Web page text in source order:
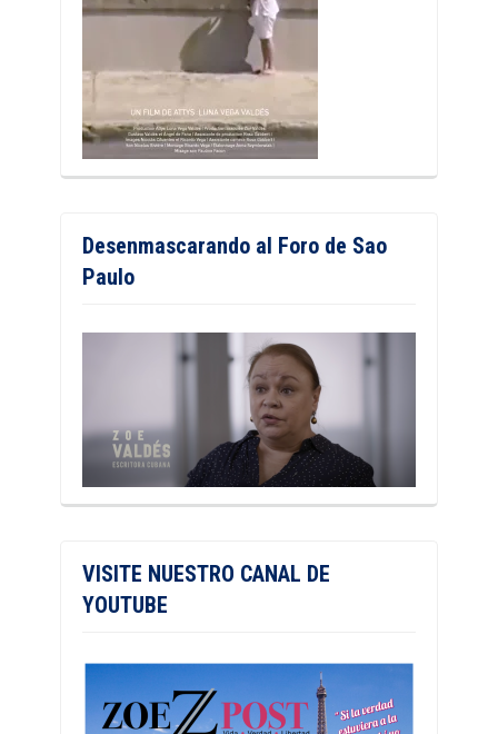
Desenmascarando al Foro de Sao
Paulo
VISITE NUESTRO CANAL DE
YOUTUBE